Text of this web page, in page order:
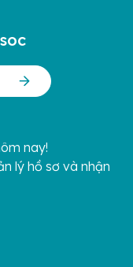
nay!
lý hồ sơ và nhận